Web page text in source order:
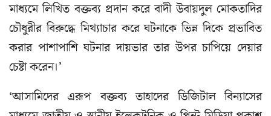
মাধ্যমে লিখিত বক্তব্য প্রদান করে বাদী উবায়দুল মোকতাদির
চৌধুরীর বিরুদ্ধে মিথ্যাচার করে ঘটনাকে ভিন্ন দিকে প্রভাবিত
করার পাশাপাশি ঘটনার দায়ভার তার উপর চাপিয়ে দেয়ার
চেষ্টা করেন।’
‘আসামিদের এরূপ বক্তব্য তাহাদের ডিজিটাল বিন্যাসের